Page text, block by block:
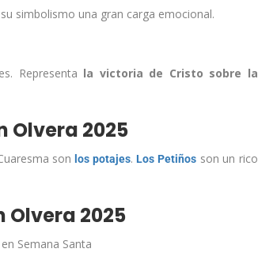
simbolismo una gran carga emocional.
Representa la victoria de Cristo sobre la
Olvera 2025
son los potajes. Los Petiñosson un rico
Olvera 2025
Semana Santa